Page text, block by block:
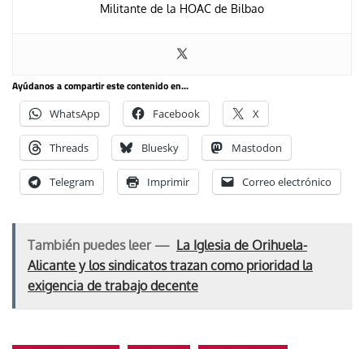
Militante de la HOAC de Bilbao
Ayúdanos a compartir este contenido en...
WhatsApp Facebook X
Threads Bluesky Mastodon
Telegram Imprimir Correo electrónico
También puedes leer — La Iglesia de Orihuela-
Alicante y los sindicatos trazan como prioridad la
exigencia de trabajo decente